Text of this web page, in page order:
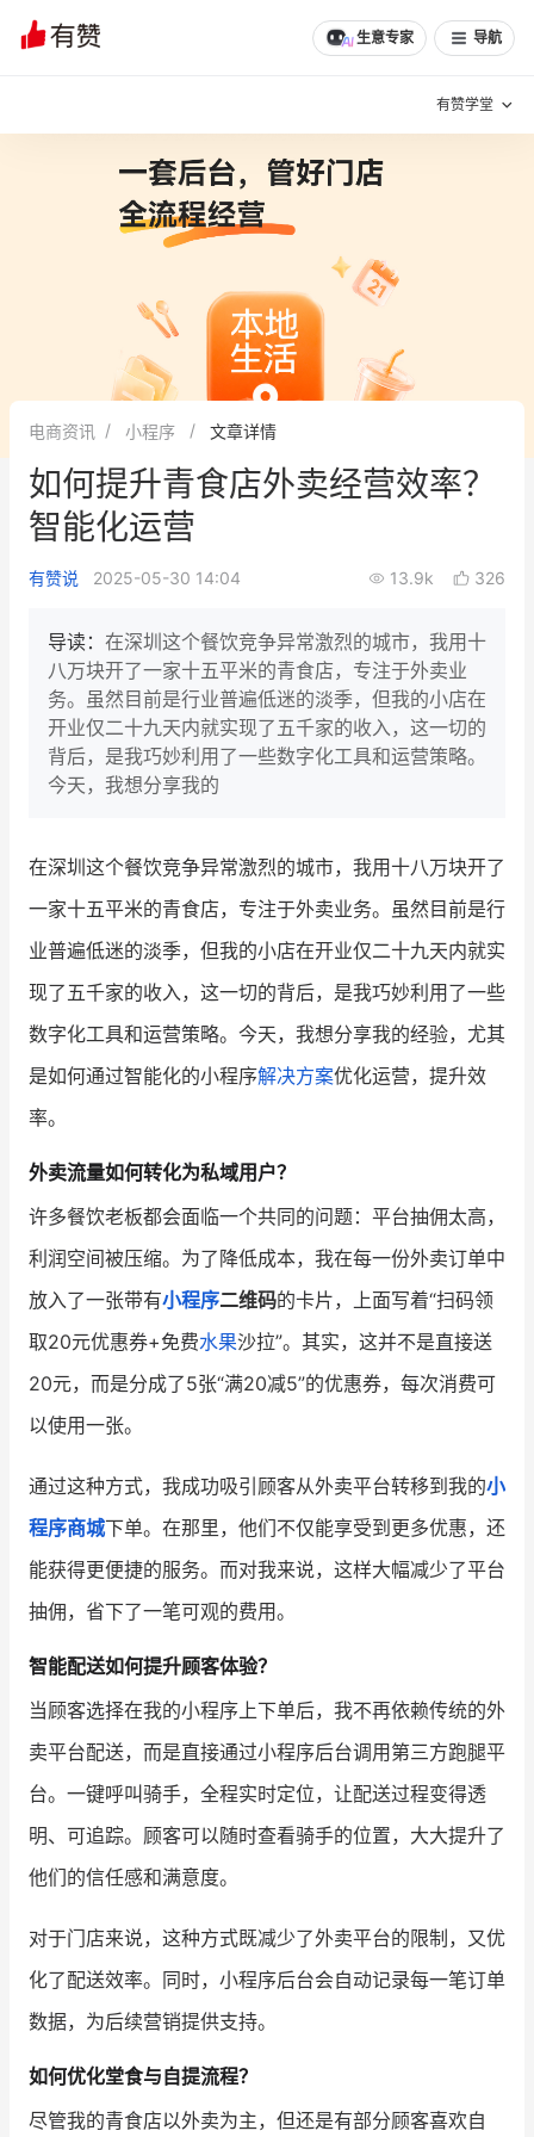
生意专家 导航
有赞学堂
增长方法
有赞专家说
新零售最佳实践
面对面聊增长
新零售大会
增长产品指南
智库 产品场景库
产品更新动态
新零售资讯
培训课程
增长俱乐部
增长俱乐部 有赞商盟
商家社区 社群交流
合作共进
入驻有赞 认证代理商
认证服务商 设计服务商
文章 问诊 分享
电商资讯 小程序 文章详情
如何提升青食店外卖经营效率？
智能化运营
有赞说 2025-05-30 14:04 13.9k 326
导读： 在深圳这个餐饮竞争异常激烈的城市，我用十
八万块开了一家十五平米的青食店，专注于外卖业
务。虽然目前是行业普遍低迷的淡季，但我的小店在
开业仅二十九天内就实现了五千家的收入，这一切的
背后，是我巧妙利用了一些数字化工具和运营策略。
今天，我想分享我的
在深圳这个餐饮竞争异常激烈的城市，我用十八万块开了
一家十五平米的青食店，专注于外卖业务。虽然目前是行
业普遍低迷的淡季，但我的小店在开业仅二十九天内就实
现了五千家的收入，这一切的背后，是我巧妙利用了一些
数字化工具和运营策略。今天，我想分享我的经验，尤其
是如何通过智能化的小程序解决方案优化运营，提升效
率。
外卖流量如何转化为私域用户？
许多餐饮老板都会面临一个共同的问题：平台抽佣太高，
利润空间被压缩。为了降低成本，我在每一份外卖订单中
放入了一张带有小程序二维码的卡片，上面写着“扫码领
取20元优惠券+免费水果沙拉”。其实，这并不是直接送
20元，而是分成了5张“满20减5”的优惠券，每次消费可
以使用一张。
通过这种方式，我成功吸引顾客从外卖平台转移到我的小
程序商城下单。在那里，他们不仅能享受到更多优惠，还
能获得更便捷的服务。而对我来说，这样大幅减少了平台
抽佣，省下了一笔可观的费用。
智能配送如何提升顾客体验？
当顾客选择在我的小程序上下单后，我不再依赖传统的外
卖平台配送，而是直接通过小程序后台调用第三方跑腿平
台。一键呼叫骑手，全程实时定位，让配送过程变得透
明、可追踪。顾客可以随时查看骑手的位置，大大提升了
他们的信任感和满意度。
对于门店来说，这种方式既减少了外卖平台的限制，又优
化了配送效率。同时，小程序后台会自动记录每一笔订单
数据，为后续营销提供支持。
如何优化堂食与自提流程？
尽管我的青食店以外卖为主，但还是有部分顾客喜欢自